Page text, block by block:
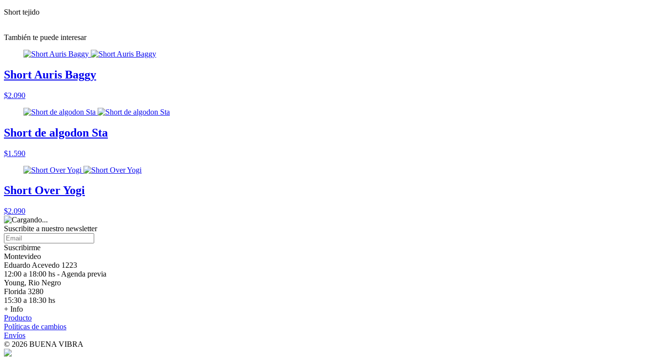
Short tejido
También te puede interesar
Short Auris Baggy
$2.090
Short de algodon Sta
$1.590
Short Over Yogi
$2.090
Suscribite a nuestro newsletter
Suscribirme
Montevideo
Eduardo Acevedo 1223
12:00 a 18:00 hs - Agenda previa
Young, Rio Negro
Florida 3280
15:30 a 18:30 hs
+ Info
Producto
Políticas de cambios
Envíos
© 2026 BUENA VIBRA